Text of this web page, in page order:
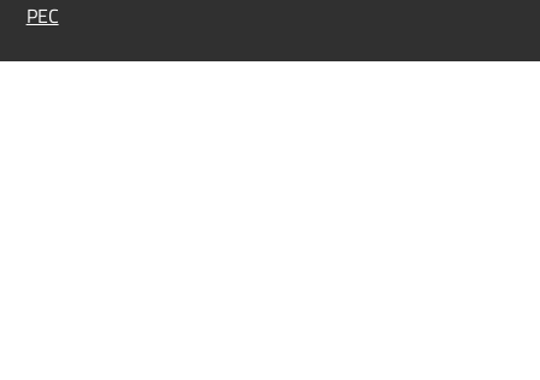
PEC